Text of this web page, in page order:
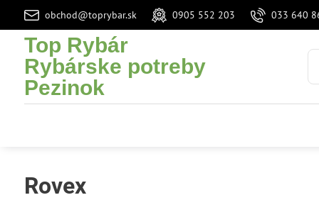
obchod@toprybar.sk 0905 552 203 033 640
Top Rybár
Rybárske potreby
Pezinok
Rovex